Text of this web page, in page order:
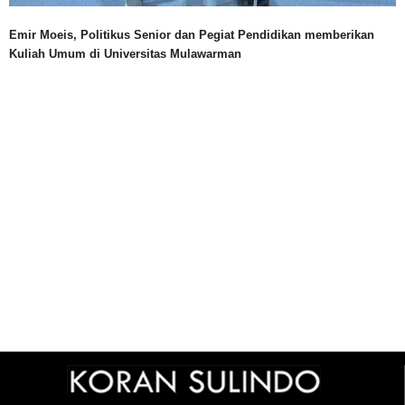
Emir Moeis, Politikus Senior dan Pegiat Pendidikan memberikan
Kuliah Umum di Universitas Mulawarman